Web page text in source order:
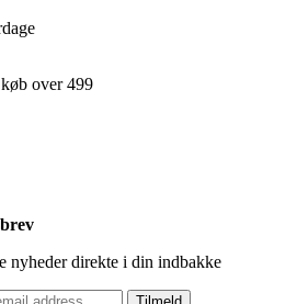
over 499
nyheder direkte i din indbakke